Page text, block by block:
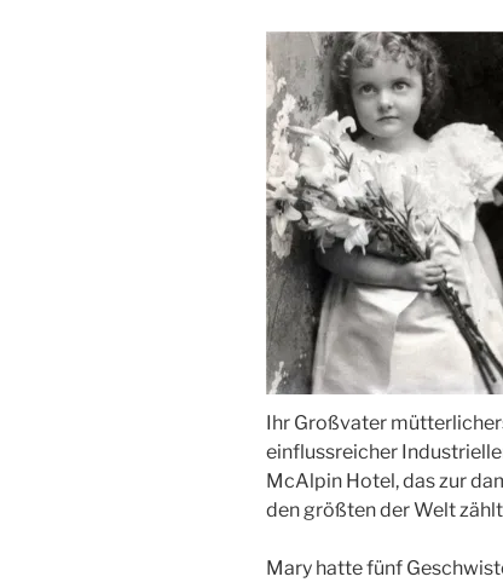
Ihr Großvater
einflussreicher
McAlpin Hotel, das zur
den größten der Welt
Mary hatte fünf